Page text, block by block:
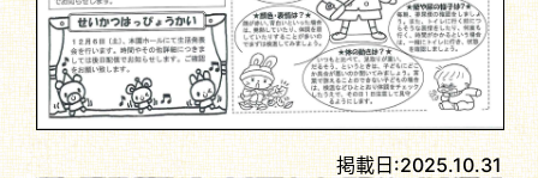
掲載日:2025.10.31